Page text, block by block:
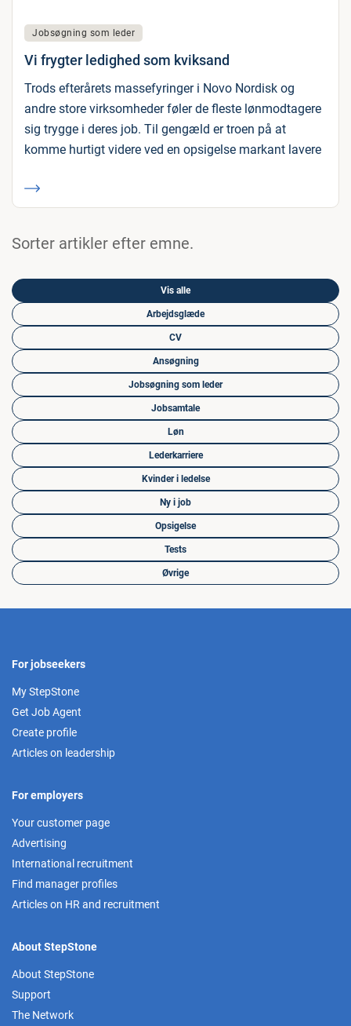
Jobsøgning som leder
Vi frygter ledighed som kviksand
Trods efterårets massefyringer i Novo Nordisk og
andre store virksomheder føler de fleste lønmodtagere
sig trygge i deres job. Til gengæld er troen på at
komme hurtigt videre ved en opsigelse markant lavere
Sorter artikler efter emne.
Vis alle
Arbejdsglæde
CV
Ansøgning
Jobsøgning som leder
Jobsamtale
Løn
Lederkarriere
Kvinder i ledelse
Ny i job
Opsigelse
Tests
Øvrige
For jobseekers
My StepStone
Get Job Agent
Create profile
Articles on leadership
For employers
Your customer page
Advertising
International recruitment
Find manager profiles
Articles on HR and recruitment
About StepStone
About StepStone
Support
The Network